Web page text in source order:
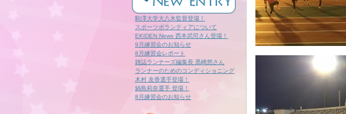
駒澤大学大八木監督登場！
スポーツボランティアについて
EKIDEN News 西本武司さん登場！
9月練習会のお知らせ
8月練習会レポート
雑誌ランナーズ編集長 黒崎悠さん
ランナーのためのコンディショニング
木村 友香選手登場！
鍋島莉奈選手 登場！
8月練習会のお知らせ